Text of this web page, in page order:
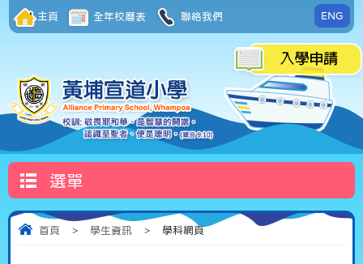
主頁 全年校曆表 聯絡我們 ENG
選單
首頁 > 學生資訊 > 學科網頁